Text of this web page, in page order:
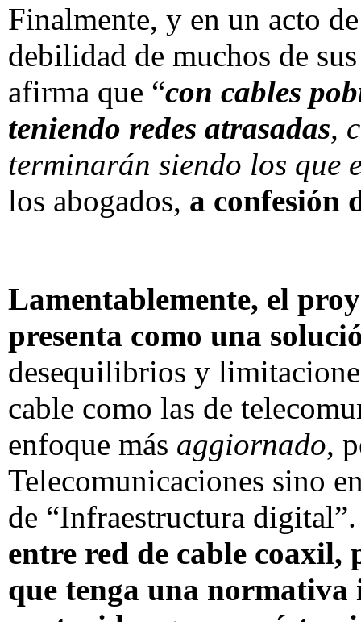
Finalmente, y en un acto
debilidad de muchos de
afirma que “con cables
teniendo redes atrasadas,
terminarán siendo los que
los abogados, a confesión
Lamentablemente, el
presenta como una
desequilibrios y
cable como las de
enfoque más aggiornado,
Telecomunicaciones sino
de “Infraestructura
entre red de cable
que tenga una normativa